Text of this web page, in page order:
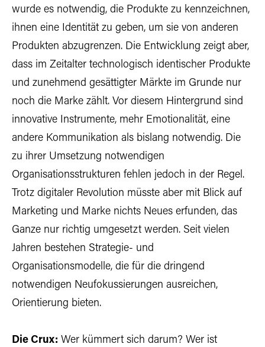
wurde es notwendig, die Produkte zu kennzeichnen,
ihnen eine Identität zu geben, um sie von anderen
Produkten abzugrenzen. Die Entwicklung zeigt aber,
dass im Zeitalter technologisch identischer Produkte
und zunehmend gesättigter Märkte im Grunde nur
noch die Marke zählt. Vor diesem Hintergrund sind
innovative Instrumente, mehr Emotionalität, eine
andere Kommunikation als bislang notwendig. Die
zu ihrer Umsetzung notwendigen
Organisationsstrukturen fehlen jedoch in der Regel.
Trotz digitaler Revolution müsste aber mit Blick auf
Marketing und Marke nichts Neues erfunden, das
Ganze nur richtig umgesetzt werden. Seit vielen
Jahren bestehen Strategie- und
Organisationsmodelle, die für die dringend
notwendigen Neufokussierungen ausreichen,
Orientierung bieten.
Die Crux: Wer kümmert sich darum? Wer ist